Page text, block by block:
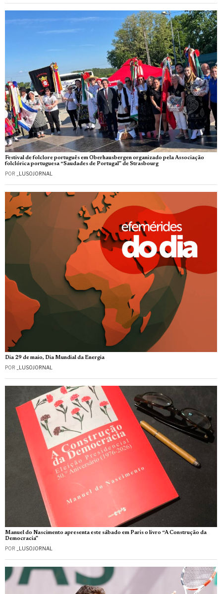
Festival de folclore português em Oberhausbergen organizado pela Associação
folclórica portuguesa “Saudades de Portugal” de Strasbourg
POR _LUSOJORNAL
Dia 29 de maio, Dia Mundial da Energia
POR _LUSOJORNAL
Manuel do Nascimento apresenta este sábado em Paris o livro “A Construção da
Democracia”
POR _LUSOJORNAL